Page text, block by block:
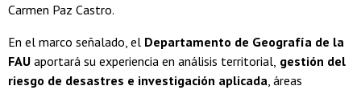
Carmen Paz Castro.
En el marco señalado, el Departamento de Geografía de la
FAU aportará su experiencia en análisis territorial, gestión del
riesgo de desastres e investigación aplicada , áreas